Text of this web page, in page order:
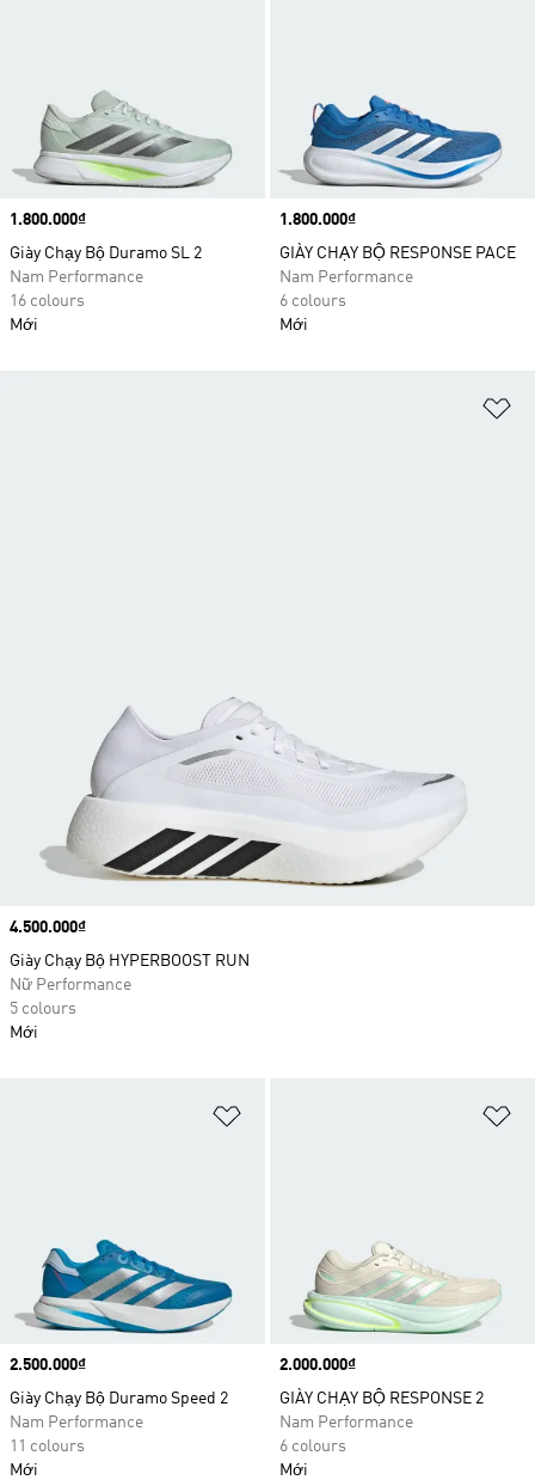
Price
1.800.000₫
Giày Chạy Bộ Duramo SL 2
Nam Performance
16 colours
Mới
Price
1.800.000₫
GIÀY CHẠY BỘ RESPONSE PACE
Nam Performance
6 colours
Mới
Price
2.500.000₫
Giày Chạy Bộ Duramo Speed 2
Nam Performance
11 colours
Mới
Price
2.000.000₫
GIÀY CHẠY BỘ RESPONSE 2
Nam Performance
6 colours
Mới
Price
4.500.000₫
Giày Chạy Bộ HYPERBOOST RUN
Nữ Performance
5 colours
Mới